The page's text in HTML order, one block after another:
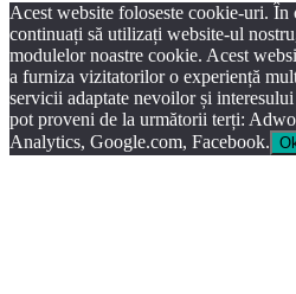
Acest website foloseste cookie-uri. În
continuați să utilizați website-ul
modulelor noastre cookie. Acest
a furniza vizitatorilor o experiență
servicii adaptate nevoilor și
pot proveni de la următorii terți:
Analytics, Google.com, Facebook.